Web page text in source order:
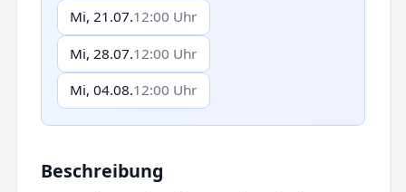
Mi, 21.07.12:00 Uhr
Mi, 28.07.12:00 Uhr
Mi, 04.08.12:00 Uhr
Beschreibung